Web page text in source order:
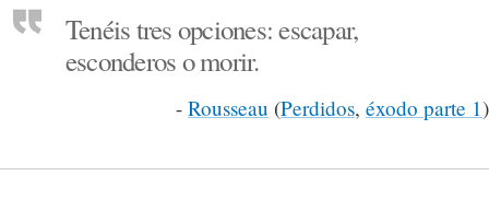
Tenéis tres opciones: escapar,
esconderos o morir.
- Rousseau (Perdidos, éxodo parte 1)